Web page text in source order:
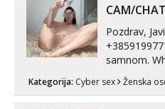
line pozive.
CAM/
Pozdrav, Javi se porukom na br.
samnom. WhatsApp 👉+385919977166
Telegram
videopozive
Kategorija: Cyber sex Ženska